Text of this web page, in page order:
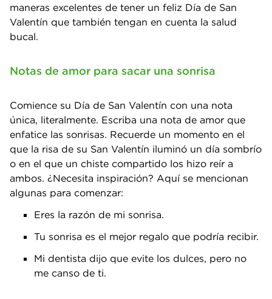
maneras excelentes de tener un feliz Día de San
Valentín que también tengan en cuenta la salud
bucal.
Notas de amor para sacar una sonrisa
Comience su Día de San Valentín con una nota
única, literalmente. Escriba una nota de amor que
enfatice las sonrisas. Recuerde un momento en el
que la risa de su San Valentín iluminó un día sombrío
o en el que un chiste compartido los hizo reír a
ambos. ¿Necesita inspiración? Aquí se mencionan
algunas para comenzar:
Eres la razón de mi sonrisa.
Tu sonrisa es el mejor regalo que podría recibir.
Mi dentista dijo que evite los dulces, pero no
me canso de ti.